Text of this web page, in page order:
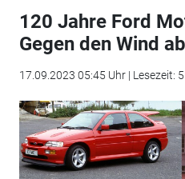
120 Jahre Ford
Gegen den Wind
17.09.2023 05:45 Uhr | Lesezeit: